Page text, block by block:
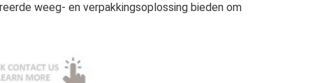
weeg- en verpakkingsoplossing bieden om